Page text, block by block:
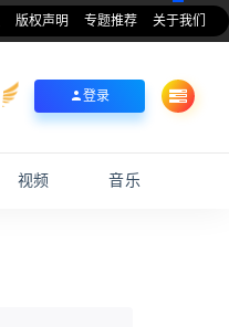
版权声明 专题推荐 关于我们
登录
视频 音乐